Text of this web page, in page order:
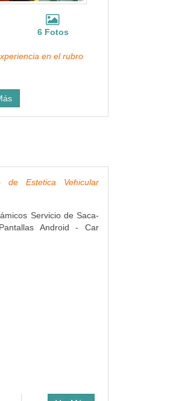
6 Fotos
en el rubro
de Estetica Vehicular
Servicio de Saca-
Android - Car